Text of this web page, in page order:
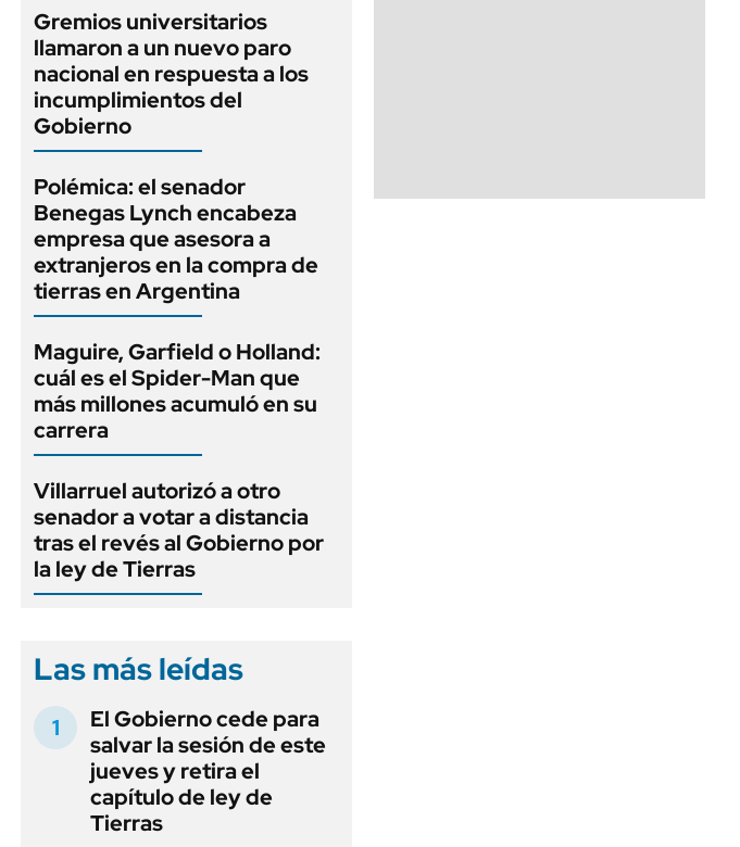
Gremios universitarios
llamaron a un nuevo paro
nacional en respuesta a los
incumplimientos del
Gobierno
Polémica: el senador
Benegas Lynch encabeza
empresa que asesora a
extranjeros en la compra de
tierras en Argentina
Maguire, Garfield o Holland:
cuál es el Spider-Man que
más millones acumuló en su
carrera
Villarruel autorizó a otro
senador a votar a distancia
tras el revés al Gobierno por
la ley de Tierras
Las más leídas
El Gobierno cede para
salvar la sesión de este
jueves y retira el
capítulo de ley de
Tierras